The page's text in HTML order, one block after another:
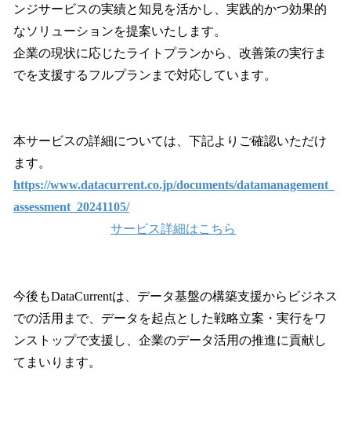
ンジサービスの実績と知見を活かし、実践的かつ効果的
なソリューションを提案いたします。
企業の現状に応じたライトプランから、改善策の実行ま
でを支援するフルプランまで対応しています。
本サービスの詳細については、下記よりご確認いただけ
ます。
https://www.datacurrent.co.jp/documents/datamanagement_
assessment_20241105/
サービス詳細はこちら
今後もDataCurrentは、データ基盤の構築支援からビジネス
での活用まで、データを起点とした戦略立案・実行をワ
ンストップで支援し、企業のデータ活用の推進に貢献し
てまいります。